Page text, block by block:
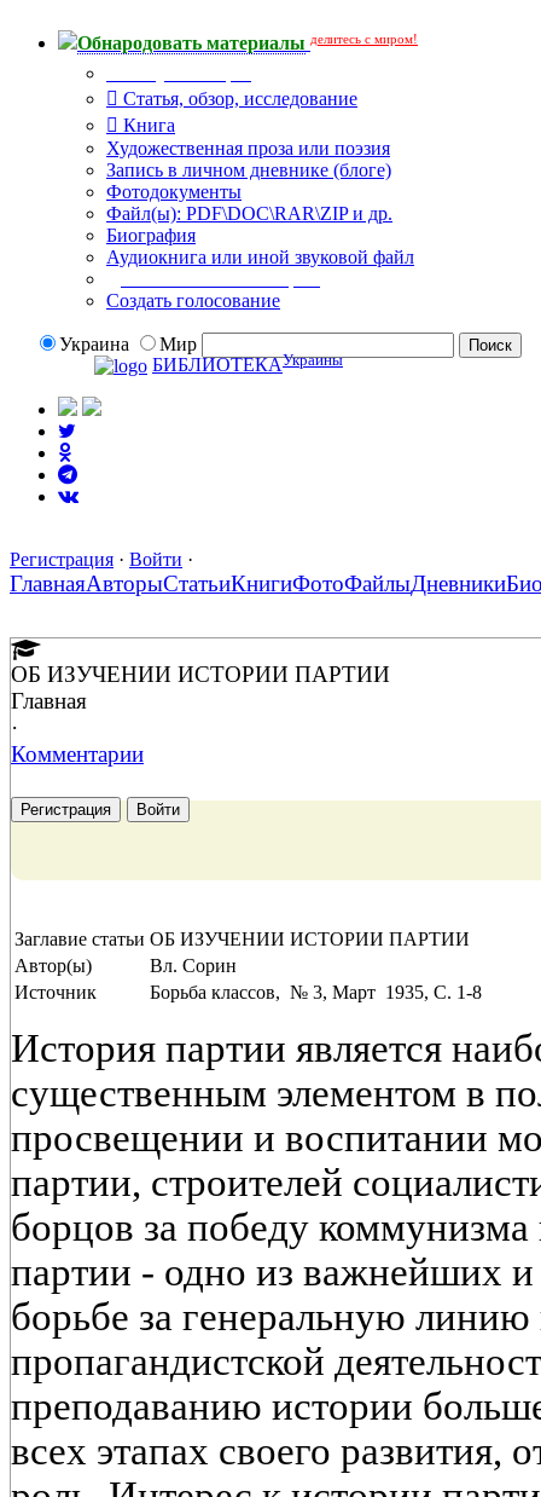
Обнародовать материалы делитесь с миром!
Статья, обзор, исследование
Книга
Художественная проза или поэзия
Запись в личном дневнике (блоге)
Фотодокументы
Файл(ы): PDF\DOC\RAR\ZIP и др.
Биография
Аудиокнига или иной звуковой файл
Создать голосование
Украина
Мир
БИБЛИОТЕКАУкраины
Регистрация · Войти ·
ГлавнаяАвторыСтатьиКнигиФотоФайлыДневники
ОБ ИЗУЧЕНИИ ИСТОРИИ ПАРТИИ
Главная
·
Комментарии
Регистрация Войти
Заглавие статьи ОБ ИЗУЧЕНИИ ИСТОРИИ ПАРТИИ
Автор(ы)
Вл. Сорин
Источник
Борьба классов, № 3, Март 1935, C. 1-8
История партии является
существенным элементом в
просвещении и воспитании
партии, строителей
борцов за победу
партии - одно из важнейших
борьбе за генеральную
пропагандистской
преподаванию истории
всех этапах своего развития,